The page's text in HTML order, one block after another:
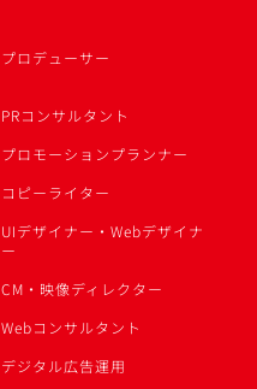
プロデューサー
PRコンサルタント
プロモーションプランナー
コピーライター
UIデザイナー・Webデザイナ
ー
CM・映像ディレクター
Webコンサルタント
デジタル広告運用